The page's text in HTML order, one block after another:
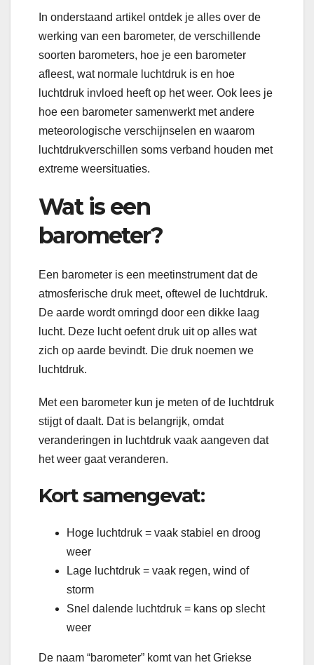
In onderstaand artikel ontdek je alles over de
werking van een barometer, de verschillende
soorten barometers, hoe je een barometer
afleest, wat normale luchtdruk is en hoe
luchtdruk invloed heeft op het weer. Ook lees je
hoe een barometer samenwerkt met andere
meteorologische verschijnselen en waarom
luchtdrukverschillen soms verband houden met
extreme weersituaties.
Wat is een
barometer?
Een barometer is een meetinstrument dat de
atmosferische druk meet, oftewel de luchtdruk.
De aarde wordt omringd door een dikke laag
lucht. Deze lucht oefent druk uit op alles wat
zich op aarde bevindt. Die druk noemen we
luchtdruk.
Met een barometer kun je meten of de luchtdruk
stijgt of daalt. Dat is belangrijk, omdat
veranderingen in luchtdruk vaak aangeven dat
het weer gaat veranderen.
Kort samengevat:
Hoge luchtdruk = vaak stabiel en droog
weer
Lage luchtdruk = vaak regen, wind of
storm
Snel dalende luchtdruk = kans op slecht
weer
De naam “barometer” komt van het Griekse